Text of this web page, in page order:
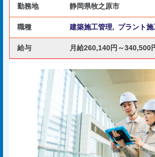
勤務地 静岡県牧之原市
職種 建築施工管理, プラント
給与 月給260,140円～340,500